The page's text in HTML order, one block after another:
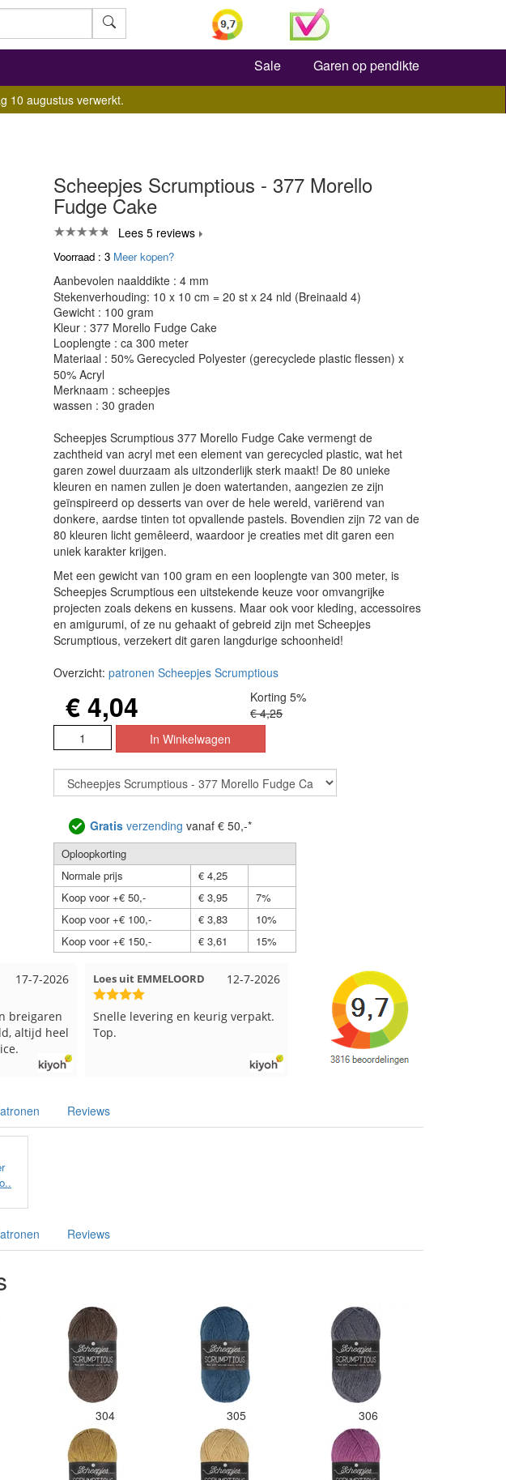
Zoeken
Sale Garen op pendikte
10 augustus verwerkt.
Scheepjes Scrumptious - 377 Morello
Fudge Cake
Lees 5 reviews
Voorraad : 3 Meer kopen?
Aanbevolen naalddikte : 4 mm
Stekenverhouding: 10 x 10 cm = 20 st x 24 nld (Breinaald 4)
Gewicht : 100 gram
Kleur : 377 Morello Fudge Cake
Looplengte : ca 300 meter
Materiaal : 50% Gerecycled Polyester (gerecyclede plastic flessen) x
50% Acryl
Merknaam : scheepjes
wassen : 30 graden
Scheepjes Scrumptious 377 Morello Fudge Cake vermengt de
zachtheid van acryl met een element van gerecycled plastic, wat het
garen zowel duurzaam als uitzonderlijk sterk maakt! De 80 unieke
kleuren en namen zullen je doen watertanden, aangezien ze zijn
geïnspireerd op desserts van over de hele wereld, variërend van
donkere, aardse tinten tot opvallende pastels. Bovendien zijn 72 van de
80 kleuren licht gemêleerd, waardoor je creaties met dit garen een
uniek karakter krijgen.
Met een gewicht van 100 gram en een looplengte van 300 meter, is
Scheepjes Scrumptious een uitstekende keuze voor omvangrijke
projecten zoals dekens en kussens. Maar ook voor kleding, accessoires
en amigurumi, of ze nu gehaakt of gebreid zijn met Scheepjes
Scrumptious, verzekert dit garen langdurige schoonheid!
Overzicht: patronen Scheepjes Scrumptious
€ 4,04
Korting 5%
€ 4,25
Gratisverzending vanaf € 50,-*
Oploopkorting
Normale prijs
€ 4,25
Koop voor +€ 50,-
€ 3,95
7%
Koop voor +€ 100,-
€ 3,83
10%
Koop voor +€ 150,-
€ 3,61 15%
17-7-2026
breigaren
altijd heel
12-7-2026
Loes uit EMMELOORD
Snelle levering en keurig verpakt.
Top.
Nell uit Beuningen
Goed verpakt en snelgeleverd
Reviews
Reviews
304 305 306